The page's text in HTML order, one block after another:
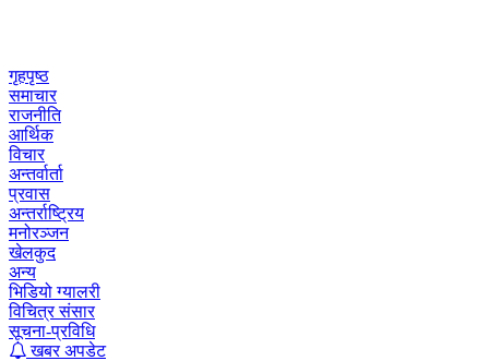
गृहपृष्ठ
समाचार
राजनीति
आर्थिक
विचार
अन्तर्वार्ता
प्रवास
अन्तर्राष्ट्रिय
मनोरञ्जन
खेलकुद
अन्य
भिडियो ग्यालरी
विचित्र संसार
सूचना-प्रविधि
खबर अपडेट